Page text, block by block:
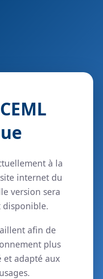
à la
internet du
version sera
disponible.
afin de
plus
et adapté aux